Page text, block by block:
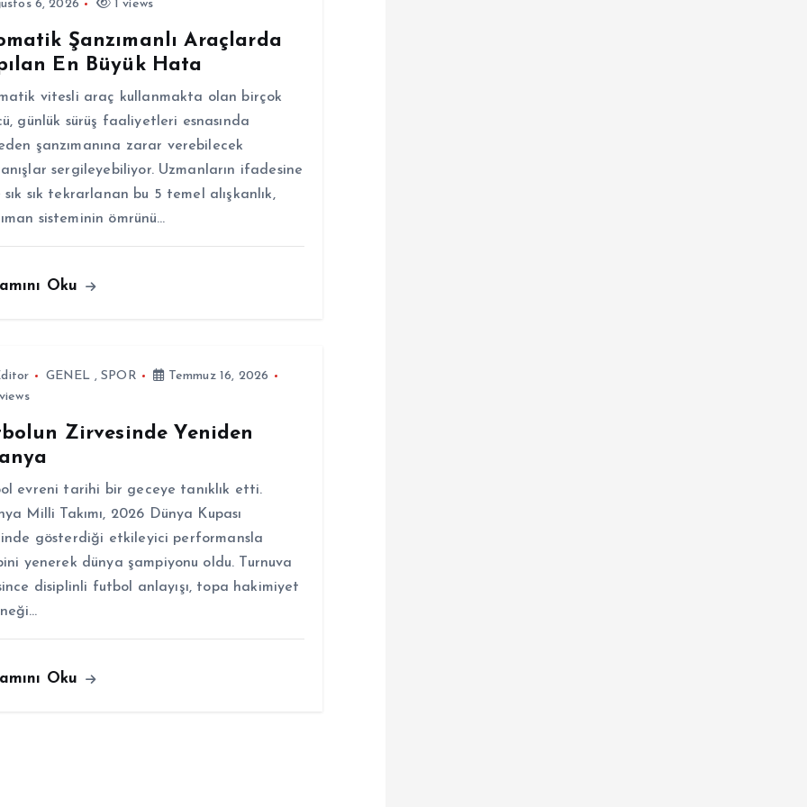
6, 2026
1 views
Şanzımanlı Araçlarda
En Büyük Hata
vitesli araç kullanmakta olan birçok
günlük sürüş faaliyetleri esnasında
şanzımanına zarar verebilecek
sergileyebiliyor. Uzmanların ifadesine
sık sık tekrarlanan bu 5 temel alışkanlık,
sisteminin ömrünü…
Oku
GENEL ,SPOR
Temmuz 16, 2026
Zirvesinde Yeniden
evreni tarihi bir geceye tanıklık etti.
Milli Takımı, 2026 Dünya Kupası
gösterdiği etkileyici performansla
yenerek dünya şampiyonu oldu. Turnuva
disiplinli futbol anlayışı, topa hakimiyet
Oku